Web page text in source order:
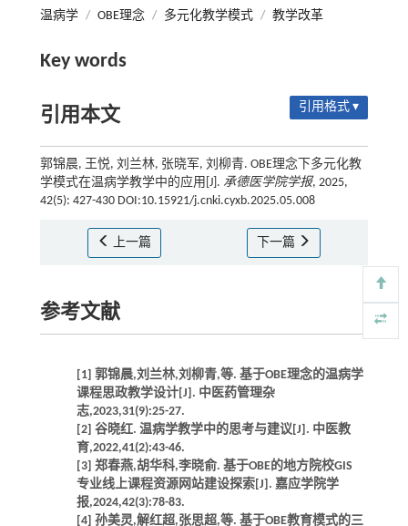
温病学 / OBE理念 / 多元化教学模式 / 教学改革
Key words
引用本文 引用格式 ▾
郭锦晨, 王悦, 刘兰林, 张晓军, 刘柳青. OBE理念下多元化教
学模式在温病学教学中的应用[J]. 承德医学院学报, 2025,
42(5): 427-430 DOI:10.15921/j.cnki.cyxb.2025.05.008
上一篇 下一篇
参考文献
[1] 郭锦晨,刘兰林,刘柳青,等. 基于OBE理念的温病学
课程思政教学设计[J]. 中医药管理杂
志,2023,31(9):25-27.
[2] 谷晓红. 温病学教学中的思考与建议[J]. 中医教
育,2022,41(2):43-46.
[3] 郑春燕,胡华科,李晓俞. 基于OBE的地方院校GIS
专业线上课程资源网站建设探索[J]. 嘉应学院学
报,2024,42(3):78-83.
[4] 孙美灵,解红超,张思超,等. 基于OBE教育模式的三